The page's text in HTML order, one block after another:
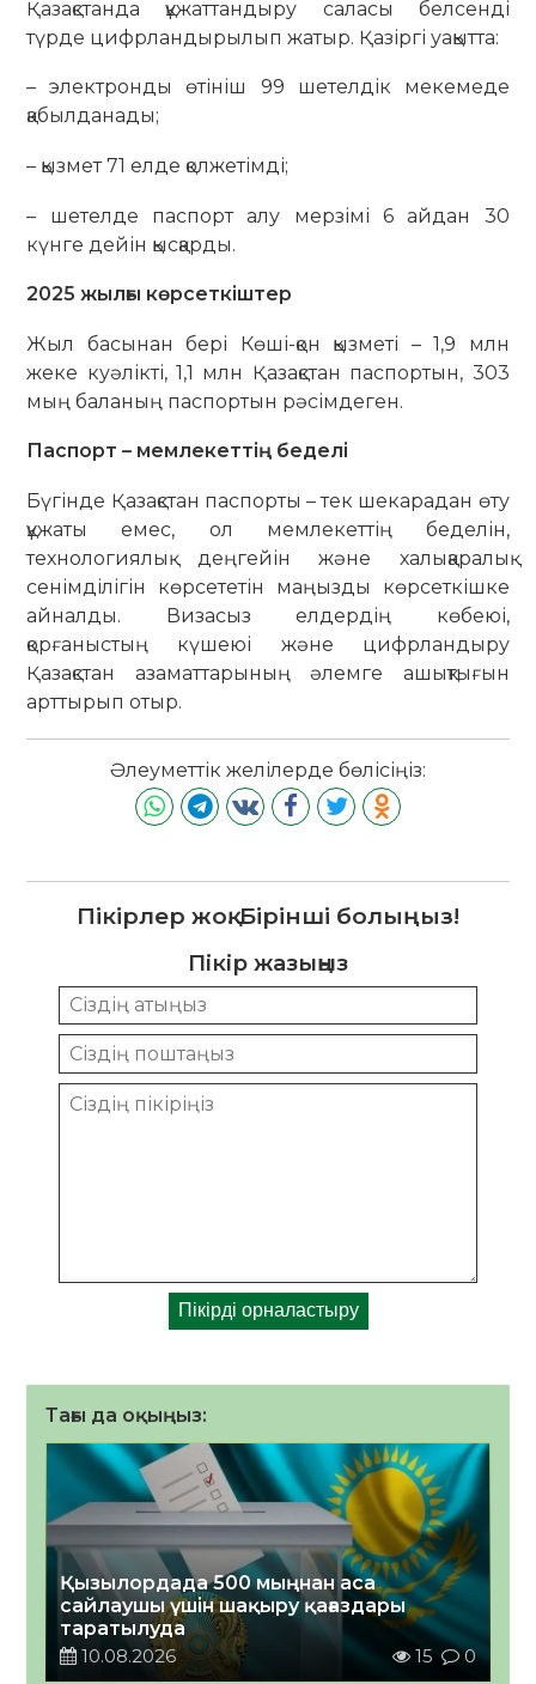
Қазақстанда құжаттандыру саласы белсенді
түрде цифрландырылып жатыр. Қазіргі уақытта:
– электронды өтініш 99 шетелдік мекемеде
қабылданады;
– қызмет 71 елде қолжетімді;
– шетелде паспорт алу мерзімі 6 айдан 30
күнге дейін қысқарды.
2025 жылғы көрсеткіштер
Жыл басынан бері Көші-қон қызметі – 1,9 млн
жеке куәлікті, 1,1 млн Қазақстан паспортын, 303
мың баланың паспортын рәсімдеген.
Паспорт – мемлекеттің беделі
Бүгінде Қазақстан паспорты – тек шекарадан өту
құжаты емес, ол мемлекеттің беделін,
технологиялық деңгейін және халықаралық
сенімділігін көрсететін маңызды көрсеткішке
айналды. Визасыз елдердің көбеюі,
қорғаныстың күшеюі және цифрландыру
Қазақстан азаматтарының әлемге ашықтығын
арттырып отыр.
Әлеуметтік желілерде бөлісіңіз:
Пікірлер жоқ. Бірінші болыңыз!
Пікір жазыңыз
Тағы да оқыңыз:
Қызылордада 500 мыңнан аса
сайлаушы үшін шақыру қағаздары
таратылуда
10.08.2026
15 0